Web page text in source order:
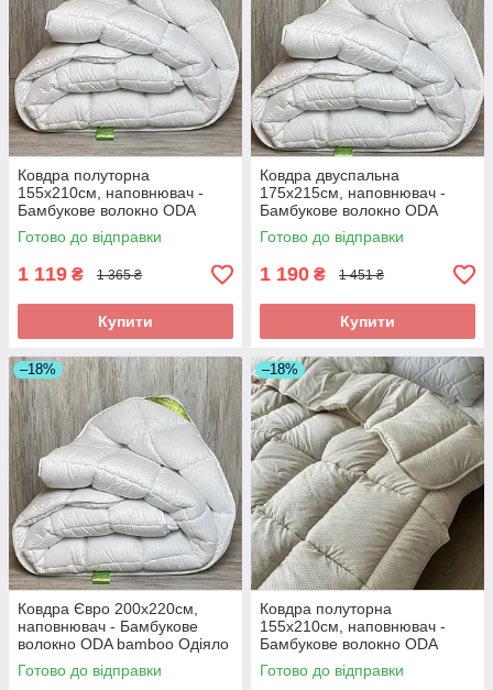
Ковдра полуторна
155х210см, наповнювач -
Бамбукове волокно ODA
bamboo Одіяло полуторний
розмір
Готово до відправки
1 119 ₴ 1 365 ₴
Купити
Ковдра двуспальна
175х215см, наповнювач -
Бамбукове волокно ODA
bamboo Одіяло двоспальний
розмір
Готово до відправки
1 190 ₴ 1 451 ₴
Купити
–18%
Ковдра Євро 200х220см,
наповнювач - Бамбукове
волокно ODA bamboo Одіяло
Євро розмір
Готово до відправки
–18%
Ковдра полуторна
155х210см, наповнювач -
Бамбукове волокно ODA
bamboo Одіяло полуторний
розмір
Готово до відправки